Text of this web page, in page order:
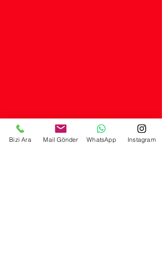
Bizi Ara Mail Gönder WhatsApp Instagram